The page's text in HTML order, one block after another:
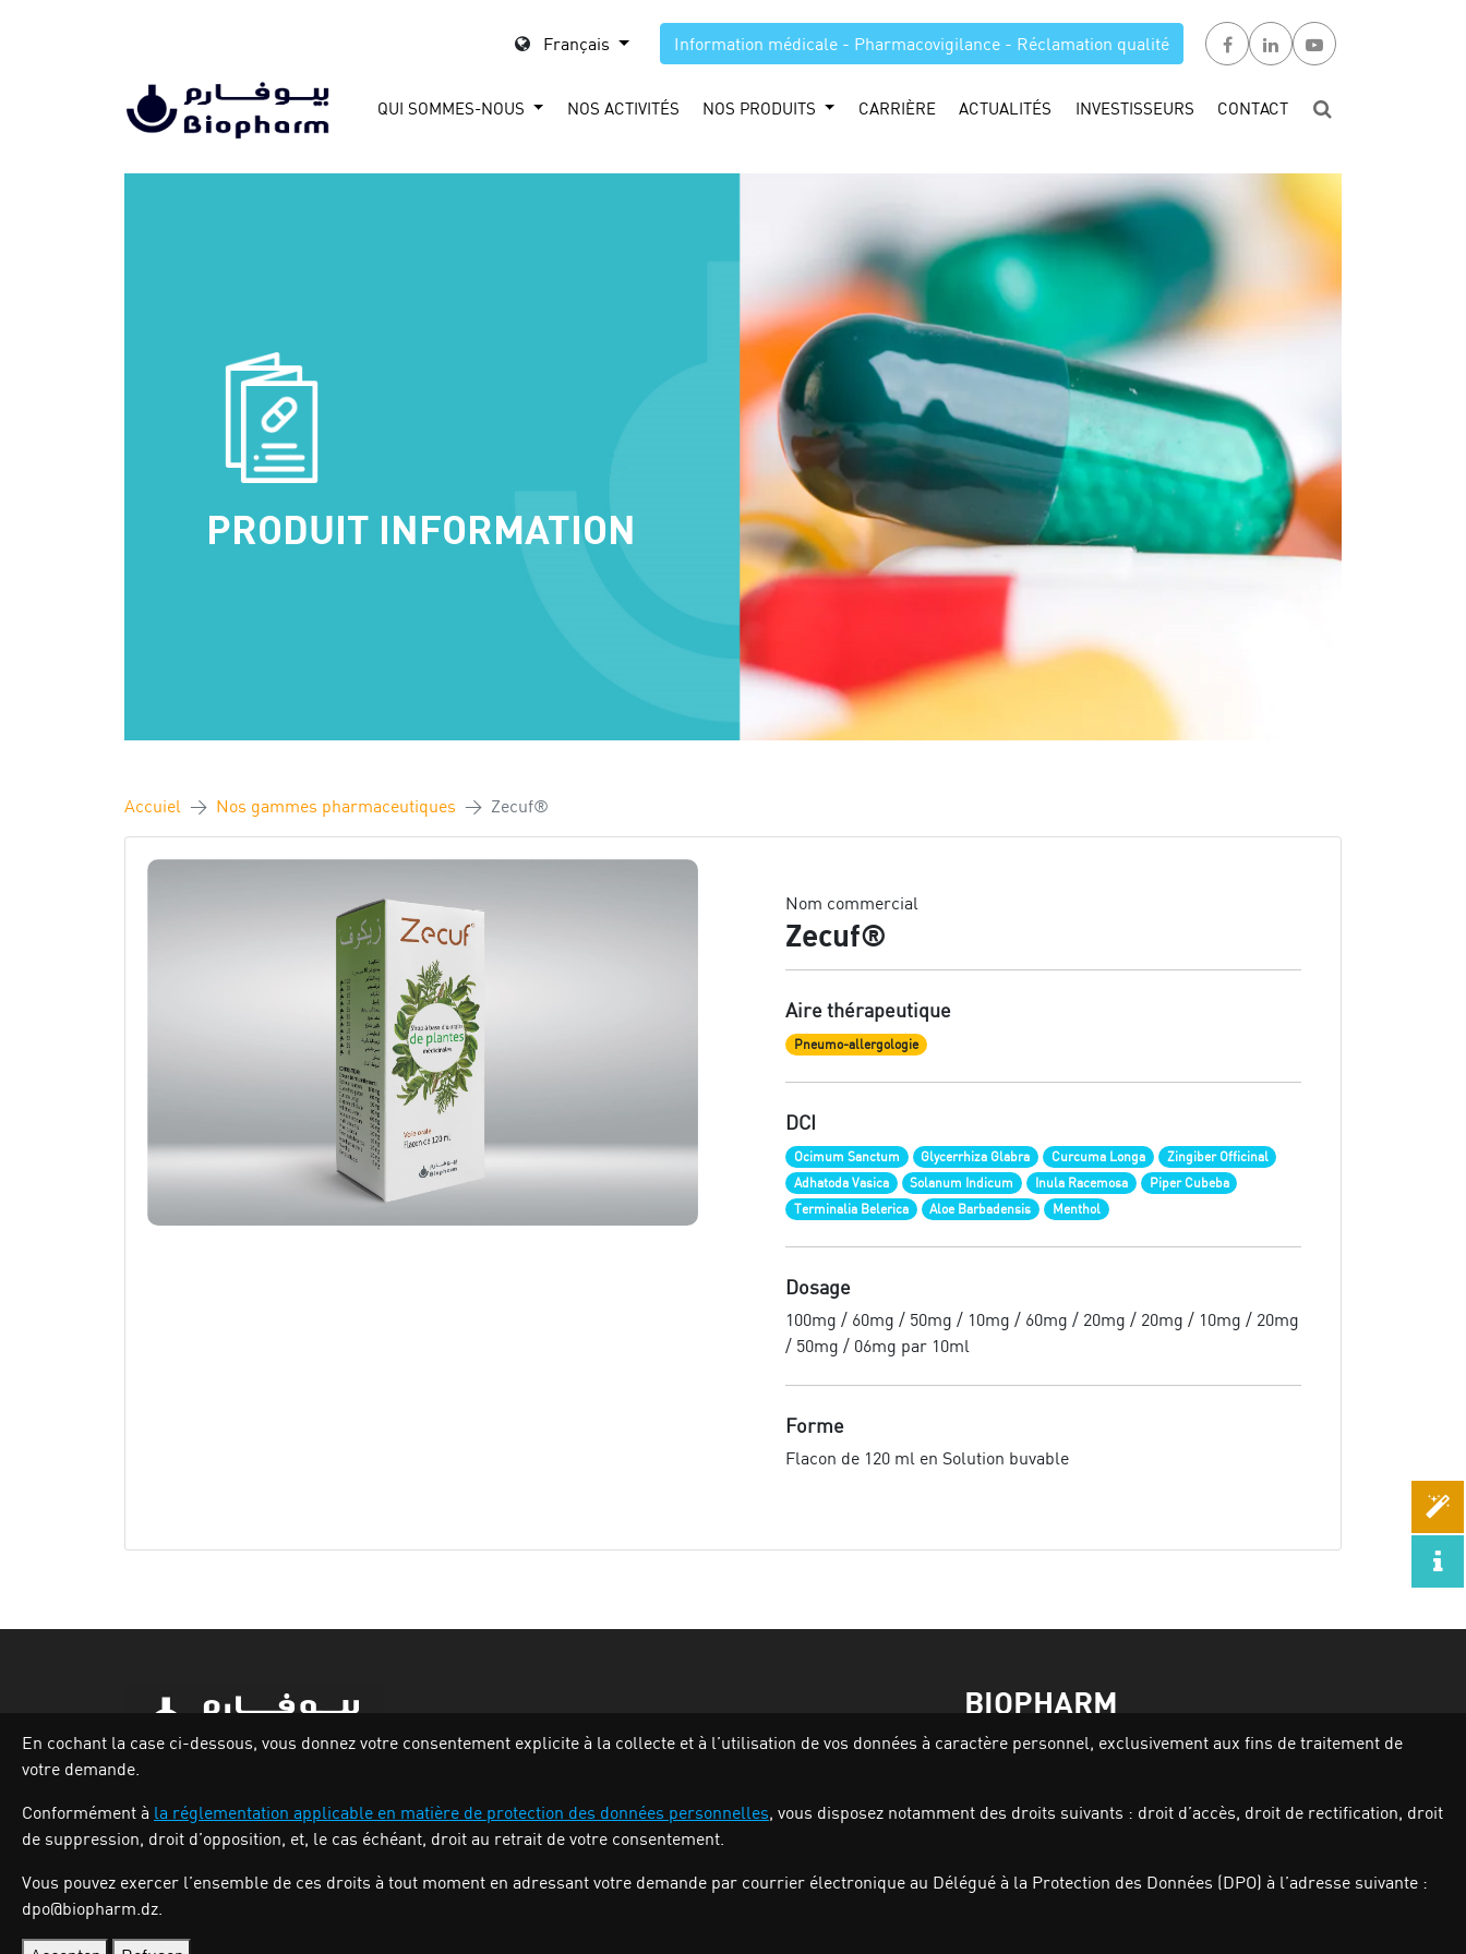
Français Information médicale - Pharmacovigilance - Réclamation qualité
QUI SOMMES-NOUS NOS ACTIVITÉS NOS PRODUITS CARRIÈRE ACTUALITÉS INVESTISSEURS CONTACT
PRODUIT INFORMATION
Accuiel Nos gammes pharmaceutiques Zecuf®
Nom commercial
Zecuf®
Aire thérapeutique
Pneumo-allergologie
DCI
Ocimum Sanctum Glycerrhiza Glabra Curcuma Longa
Zingiber Officinal
Adhatoda Vasica
Solanum Indicum Inula Racemosa
Piper Cubeba
Terminalia Belerica
Aloe Barbadensis Menthol
Dosage
100mg / 60mg / 50mg / 10mg / 60mg / 20mg / 20mg / 10mg / 20mg
/ 50mg / 06mg par 10ml
Forme
Flacon de 120 ml en Solution buvable
Zone industrielle Oued Smar,Lot N`62, Voie
n36, Alger.
Tél : (213) 028 31 00 07
BIOPHARM
Activités
Investisseurs
Carrières
En cochant la case ci-dessous, vous donnez votre consentement explicite à la collecte et à l’utilisation de vos données à caractère personnel, exclusivement aux fins de traitement de
votre demande.
Conformément à la réglementation applicable en matière de protection des données personnelles, vous disposez notamment des droits suivants : droit d’accès, droit de rectification, droit
de suppression, droit d’opposition, et, le cas échéant, droit au retrait de votre consentement.
Vous pouvez exercer l’ensemble de ces droits à tout moment en adressant votre demande par courrier électronique au Délégué à la Protection des Données (DPO) à l’adresse suivante :
dpo@biopharm.dz.